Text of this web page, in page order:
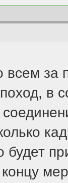
всем за
в
будет